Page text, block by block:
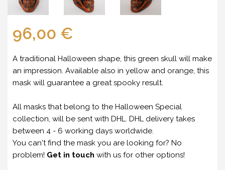
96,00 €
A traditional Halloween shape, this green skull will make
an impression. Available also in yellow and orange, this
mask will guarantee a great spooky result.
All masks that belong to the Halloween Special
collection, will be sent with DHL. DHL delivery takes
between 4 - 6 working days worldwide
You can't find the mask you are looking for? No
problem! Get in touch with us for other options!